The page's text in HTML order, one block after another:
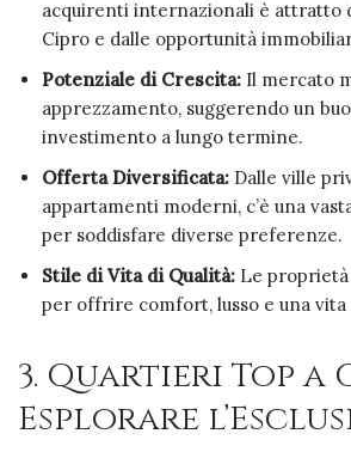
acquirenti internazionali è attratto
Cipro e dalle opportunità
Potenziale di Crescita: Il mercato
apprezzamento, suggerendo un
investimento a lungo termine.
Offerta Diversificata: Dalle ville
appartamenti moderni, c’è una
per soddisfare diverse preferenze.
Stile di Vita di Qualità: Le
per offrire comfort, lusso e una vita
3. Quartieri Top a
Esplorare